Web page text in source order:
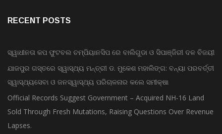
RECENT POSTS
ସ୍ୱାଧୀନତା କପ ଫୁଟବଲ ଚମ୍ପିୟାନସିପ ରେ ବାଲିଗୁଡା ଓ ସିପାଞ୍ଜିରୀ ଦଳ ବିଜୟୀ
ଯାଜପୁର ଗସ୍ତରେ ସ୍ୱାସ୍ଥ୍ୟ ମନ୍ତ୍ରୀ ଡ. ମୁକେଶ ମହାଲିଙ୍ଗ: ବନ୍ୟା ପରବର୍ତ୍ତୀ
ସ୍ୱାସ୍ଥ୍ୟସେବା ଓ ଜନସ୍ୱାସ୍ଥ୍ୟ ପରିଚାଳନାର କଲେ ସମୀକ୍ଷା
Official Records Suggest Government – Acquired NH-16 Land
Sold Through Fresh Mutations, Raising Questions Over Revenue
Lapses.